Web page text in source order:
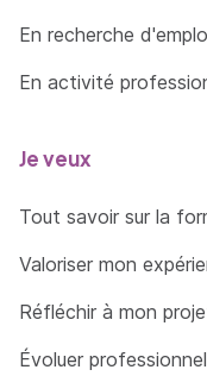
En recherche
En activité
Je veux
Tout savoir sur la
Valoriser mon
Réfléchir à mon
Évoluer